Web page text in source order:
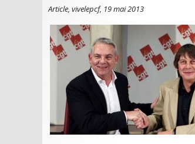
Article, vivelepcf, 19 mai 2013